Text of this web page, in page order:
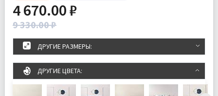
4 670.00 ₽
9 330.00 ₽
ДРУГИЕ РАЗМЕРЫ:
ДРУГИЕ ЦВЕТА: